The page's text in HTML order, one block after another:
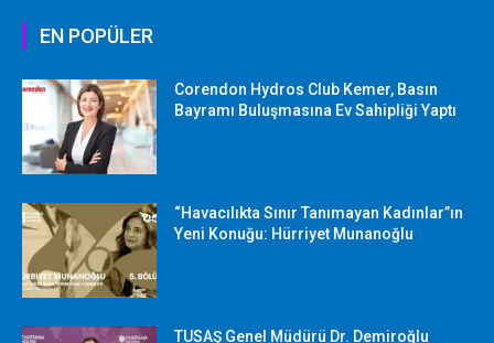
EN POPÜLER
Corendon Hydros Club Kemer, Basın
Bayramı Buluşmasına Ev Sahipliği Yaptı
“Havacılıkta Sınır Tanımayan Kadınlar”ın
Yeni Konuğu: Hürriyet Munanoğlu
TUSAŞ Genel Müdürü Dr. Demiroğlu